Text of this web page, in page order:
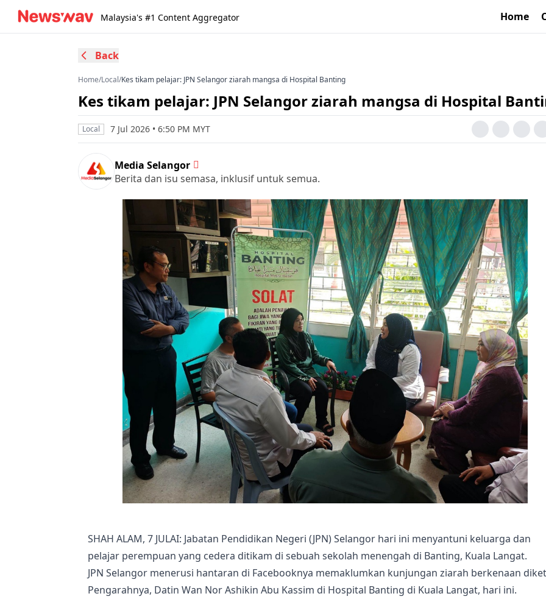
Malaysia's #1 Content Aggregator Home
Back
Home/Local/Kes tikam pelajar: JPN Selangor ziarah mangsa di Hospital Banting
Kes tikam pelajar: JPN Selangor ziarah mangsa di Hospital
Local 7 Jul 2026 • 6:50 PM MYT
Media Selangor
Berita dan isu semasa, inklusif untuk semua.
SHAH ALAM, 7 JULAI: Jabatan Pendidikan Negeri (JPN) Selangor hari ini menyantuni keluarga dan
pelajar perempuan yang cedera ditikam di sebuah sekolah menengah di Banting, Kuala Langat.
JPN Selangor menerusi hantaran di Facebooknya memaklumkan kunjungan ziarah berkenaan
Pengarahnya, Datin Wan Nor Ashikin Abu Kassim di Hospital Banting di Kuala Langat, hari ini.